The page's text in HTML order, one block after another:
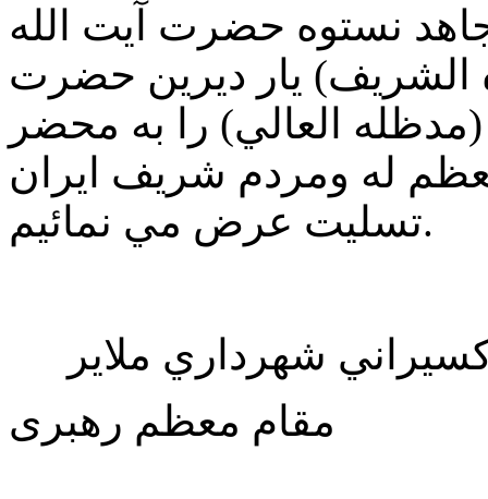
نستوه حضرت آيت الله
يار ديرين حضرت
العالي) را به محضر
له ومردم شريف ايران
تسليت عرض مي نمائيم.
شهرداري ملاير
مقام معظم رهبری